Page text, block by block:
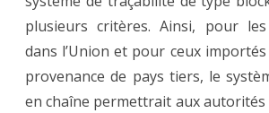
plusieurs critères. Ainsi, pour
dans l’Union et pour ceux importés
provenance de pays tiers, le
en chaîne permettrait aux autorités